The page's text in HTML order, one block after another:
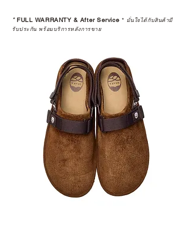
*FULL WARRANTY & After Service * มั่นใจได้กับสินค้ามี
รับประกัน พร้อมบริการหลังการขาย